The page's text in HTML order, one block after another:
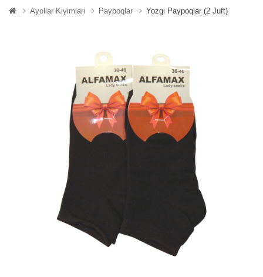
Ayollar Kiyimlari Paypoqlar Yozgi Paypoqlar (2 Juft)